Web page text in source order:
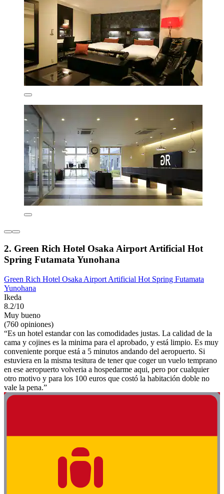
2. Green Rich Hotel Osaka Airport Artificial Hot
Spring Futamata Yunohana
Green Rich Hotel Osaka Airport Artificial Hot Spring Futamata
Yunohana
Ikeda
8.2/10
Muy bueno
(760 opiniones)
“Es un hotel estandar con las comodidades justas. La calidad de la
cama y cojines es la minima para el aprobado, y está limpio. Es muy
conveniente porque está a 5 minutos andando del aeropuerto. Si
estuviera en la misma tesitura de tener que coger un vuelo temprano
en ese aeropuerto volveria a hospedarme aqui, pero por cualquier
otro motivo y para los 100 euros que costó la habitación doble no
vale la pena.”